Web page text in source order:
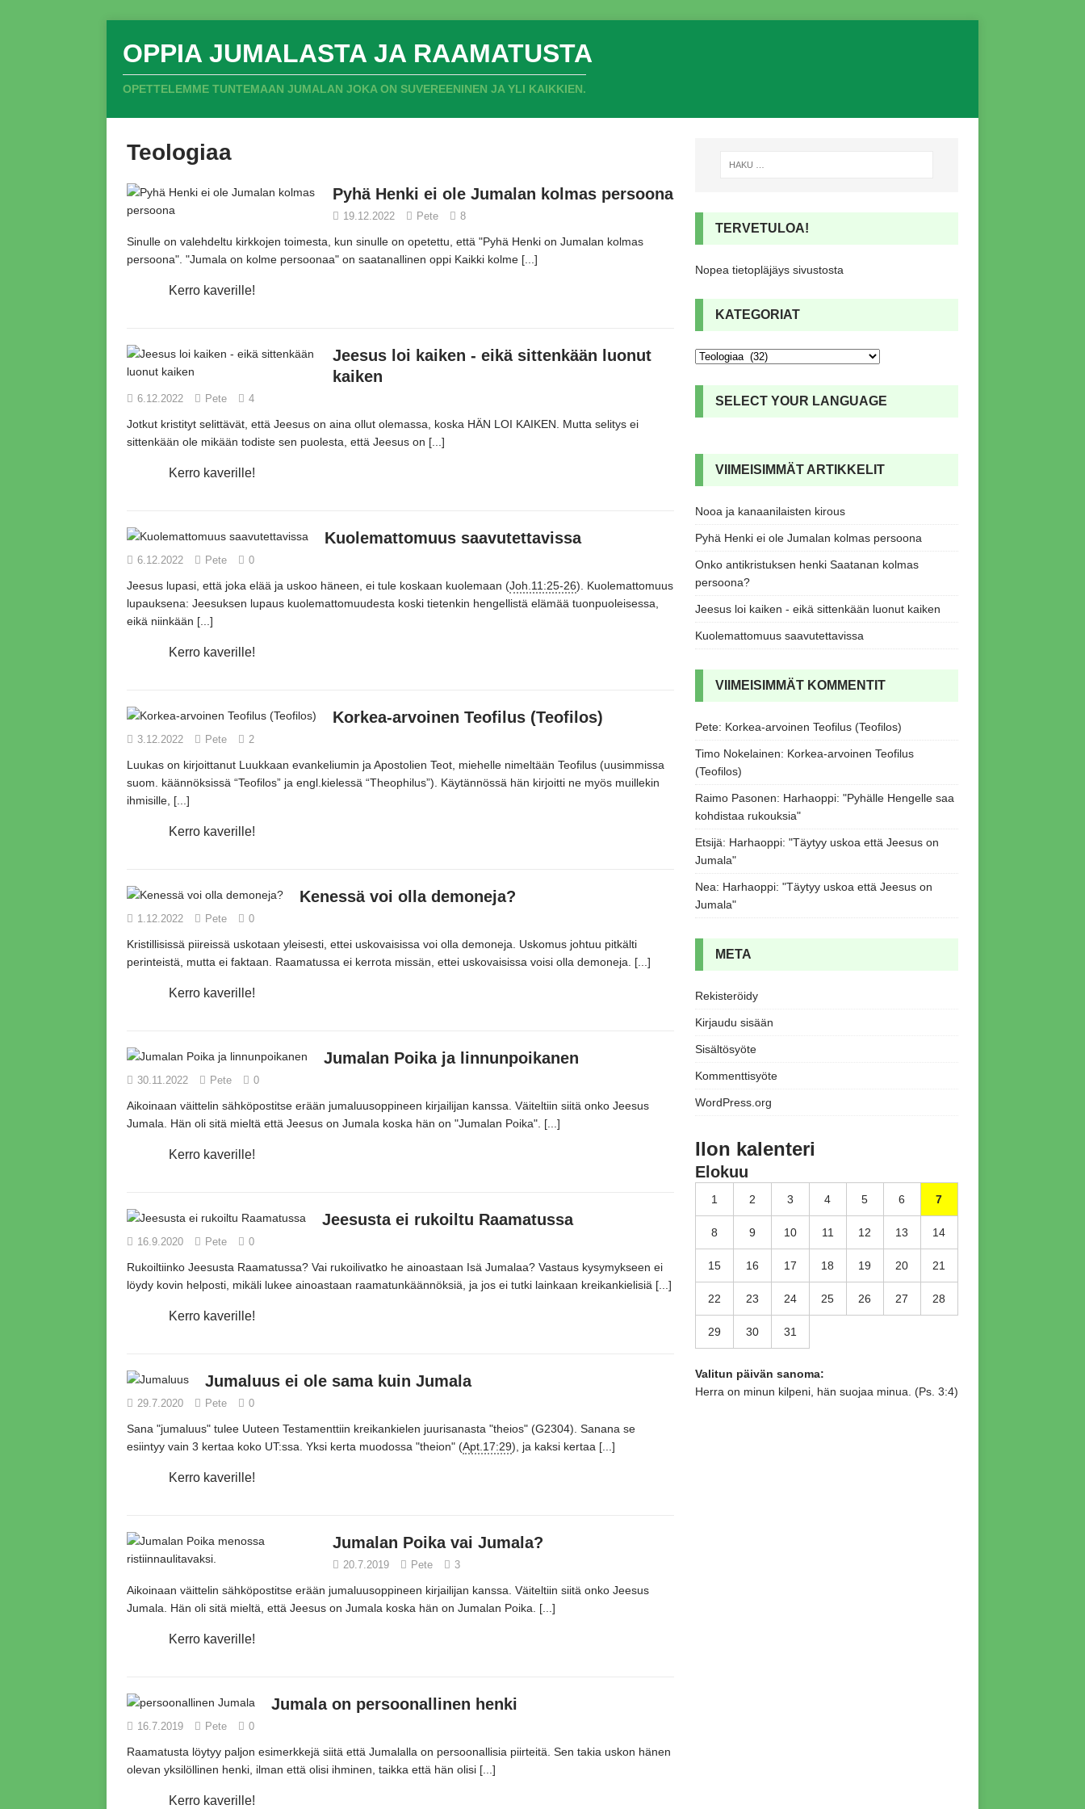
OPPIA JUMALASTA JA RAAMATUSTA
OPETTELEMME TUNTEMAAN JUMALAN JOKA ON SUVEREENINEN JA YLI KAIKKIEN.
Teologiaa
Pyhä Henki ei ole Jumalan kolmas persoona
19.12.2022 Pete 8
Sinulle on valehdeltu kirkkojen toimesta, kun sinulle on opetettu, että "Pyhä Henki on Jumalan kolmas
persoona" "Jumala on kolme persoonaa" on saatanallinen oppi Kaikki kolme [...]
Kerro kaverille!
Jeesus loi kaiken - eikä sittenkään luonut
kaiken
6.12.2022 Pete 4
Jotkut kristityt selittävät, että Jeesus on aina ollut olemassa, koska HÄN LOI KAIKEN.
Mutta selitys ei
sittenkään ole mikään todiste sen puolesta, että Jeesus on [...]
Kerro kaverille!
Kuolemattomuus saavutettavissa
6.12.2022 Pete 0
Jeesus lupasi, että joka elää ja uskoo häneen, ei tule koskaan kuolemaan (Joh.11:25-26).
Kuolemattomuus
lupauksena: Jeesuksen lupaus kuolemattomuudesta koski tietenkin hengellistä elämää tuonpuoleisessa,
eikä niinkään [...]
Kerro kaverille!
Korkea-arvoinen Teofilus (Teofilos)
3.12.2022 Pete 2
Luukas on kirjoittanut Luukkaan evankeliumin ja Apostolien Teot, miehelle nimeltään Teofilus (uusimmissa
suom.
käännöksissä “Teofilos” ja engl.kielessä “Theophilus”).
Käytännössä hän kirjoitti ne myös muillekin
ihmisille, [...]
Kerro kaverille!
Kenessä voi olla demoneja?
1.12.2022 Pete 0
Kristillisissä piireissä uskotaan yleisesti, ettei uskovaisissa voi olla demoneja.
Uskomus johtuu pitkälti
perinteistä,
mutta ei faktaan. Raamatussa ei kerrota missän, ettei uskovaisissa voisi olla demoneja. [...]
Kerro kaverille!
Jumalan Poika ja linnunpoikanen
30.11.2022 Pete 0
Aikoinaan väittelin sähköpostitse erään jumaluusoppineen kirjailijan kanssa. Väiteltiin siitä onko Jeesus
Jumala.
Hän oli sitä mieltä että Jeesus on Jumala koska hän on "Jumalan Poika" [...]
Kerro kaverille!
Jeesusta ei rukoiltu Raamatussa
16.9.2020 Pete 0
Rukoiltiinko Jeesusta Raamatussa? Vai rukoilivatko he ainoastaan Isä Jumalaa? Vastaus kysymykseen ei
löydy kovin helposti, mikäli lukee ainoastaan raamatunkäännöksiä, ja jos ei tutki lainkaan kreikankielisiä [...]
Kerro kaverille!
Jumaluus ei ole sama kuin Jumala
29.7.2020 Pete 0
Sana "jumaluus" tulee Uuteen Testamenttiin kreikankielen juurisanasta "theios" (G2304) . Sanana se
esiintyy vain 3 kertaa koko UT:ssa. Yksi kerta muodossa "theion" (Apt.17:29), ja kaksi kertaa [...]
Kerro kaverille!
Jumalan Poika vai Jumala?
20.7.2019 Pete 3
Aikoinaan väittelin sähköpostitse erään jumaluusoppineen kirjailijan kanssa. Väiteltiin siitä onko Jeesus
Jumala.
Hän oli sitä mieltä, että Jeesus on Jumala koska hän on Jumalan Poika. [...]
Kerro kaverille!
Jumala on persoonallinen henki
16.7.2019 Pete 0
Raamatusta löytyy paljon esimerkkejä siitä että Jumalalla on persoonallisia piirteitä. Sen takia uskon hänen
olevan yksilöllinen henki, ilman että olisi ihminen, taikka että hän olisi [...]
Kerro kaverille!
TERVETULOA!
Nopea tietopläjäys sivustosta
KATEGORIAT
SELECT YOUR LANGUAGE
VIIMEISIMMÄT ARTIKKELIT
Nooa ja kanaanilaisten kirous
Pyhä Henki ei ole Jumalan kolmas persoona
Onko antikristuksen henki Saatanan kolmas
persoona?
Jeesus loi kaiken - eikä sittenkään luonut kaiken
Kuolemattomuus saavutettavissa
VIIMEISIMMÄT KOMMENTIT
Pete: Korkea-arvoinen Teofilus (Teofilos)
Timo Nokelainen: Korkea-arvoinen Teofilus
(Teofilos)
Raimo Pasonen: Harhaoppi: "Pyhälle Hengelle saa
kohdistaa rukouksia"
Etsijä: Harhaoppi: "Täytyy uskoa että Jeesus on
Jumala"
Nea: Harhaoppi: "Täytyy uskoa että Jeesus on
Jumala"
META
Rekisteröidy
Kirjaudu sisään
Sisältösyöte
Kommenttisyöte
WordPress.org
Ilon kalenteri
Elokuu
1 2 3 4 5 6 7
8 9 10 11 12 13 14
15 16 17 18 19 20 21
22 23 24 25 26 27 28
29 30 31
Valitun päivän sanoma:
Herra on minun kilpeni, hän suojaa minua. (Ps. 3:4)